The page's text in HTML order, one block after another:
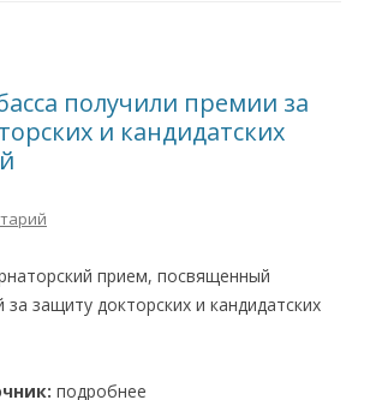
получили премии за
и кандидатских
прием, посвященный
защиту докторских и кандидатских
подробнее